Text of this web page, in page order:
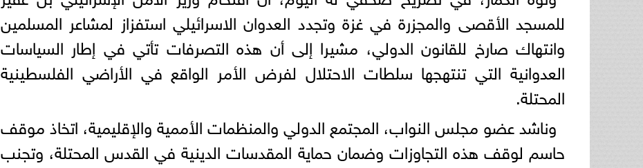
للمسجد الأقصى والمجزرة في غزة وتجدد العدوان الاسرائيلي استفزاز لمشاعر المسلمين
وانتهاك صارخ للقانون الدولي، مشيرا إلى أن هذه التصرفات تأتي في إطار السياسات
العدوانية التي تنتهجها سلطات الاحتلال لفرض الأمر الواقع في الأراضي الفلسطينية
المحتلة.
وناشد عضو مجلس النواب، المجتمع الدولي والمنظمات الأممية والإقليمية، اتخاذ موقف
حاسم لوقف هذه التجاوزات وضمان حماية المقدسات الدينية في القدس المحتلة، وتجنب